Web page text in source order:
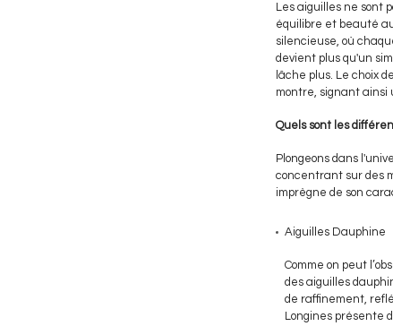
Les aiguilles ne sont
équilibre et beauté
silencieuse, où
devient plus qu'un
lâche plus. Le choix
montre, signant ainsi
Quels sont les
Plongeons dans
concentrant sur des
imprègne de son
Aiguilles Dauphine
Comme on peut
des aiguilles
de raffinement,
Longines présente